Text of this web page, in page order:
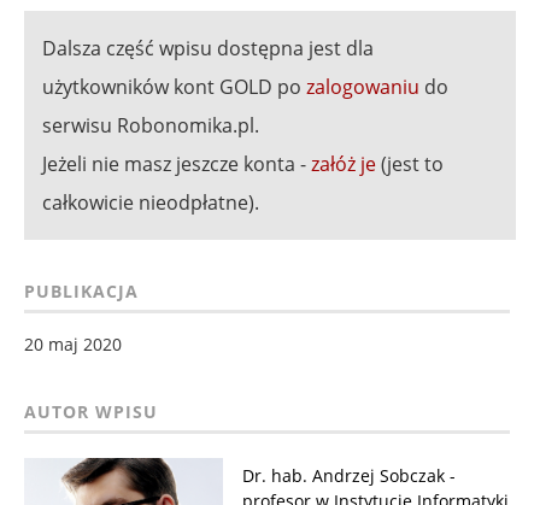
Dalsza część wpisu dostępna jest dla
użytkowników kont GOLD po zalogowaniu do
serwisu Robonomika.pl.
Jeżeli nie masz jeszcze konta -załóż je(jest to
całkowicie nieodpłatne).
PUBLIKACJA
20 maj 2020
Dr. hab. Andrzej Sobczak -